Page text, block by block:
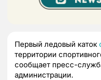
Первый ледовый каток
территории
сообщает пресс-
администрации.